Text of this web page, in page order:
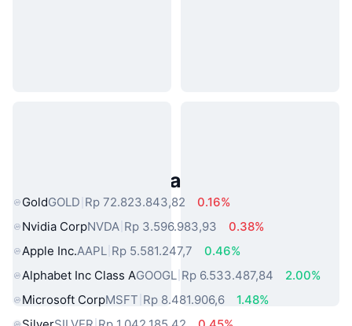
Aset Dunia Nyata Populer
GoldGOLD Rp 72.823.843,82
0.16%
Nvidia CorpNVDA Rp 3.596.983,93
0.38%
Apple Inc.AAPL Rp 5.581.247,7
0.46%
Alphabet Inc Class AGOOGL Rp 6.533.487,84
2.00%
Microsoft CorpMSFT Rp 8.481.906,6
1.48%